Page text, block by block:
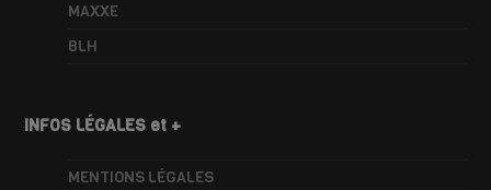
MAXXE
BLH
INFOS LÉGALES et +
MENTIONS LÉGALES